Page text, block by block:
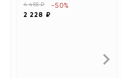
4 455 ₽
2 228 ₽
-50%